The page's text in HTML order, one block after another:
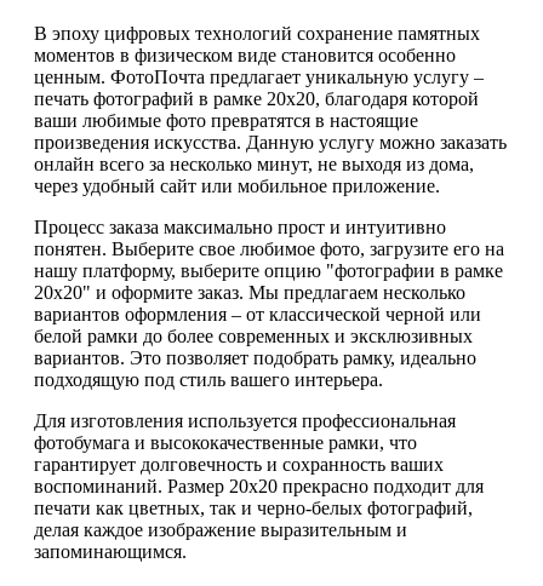
В эпоху цифровых технологий сохранение памятных
моментов в физическом виде становится особенно
ценным. ФотоПочта предлагает уникальную услугу –
печать фотографий в рамке 20х20, благодаря которой
ваши любимые фото превратятся в настоящие
произведения искусства. Данную услугу можно заказать
онлайн всего за несколько минут, не выходя из дома,
через удобный сайт или мобильное приложение.
Процесс заказа максимально прост и интуитивно
понятен. Выберите свое любимое фото, загрузите его на
нашу платформу, выберите опцию "фотографии в рамке
20х20" и оформите заказ. Мы предлагаем несколько
вариантов оформления – от классической черной или
белой рамки до более современных и эксклюзивных
вариантов. Это позволяет подобрать рамку, идеально
подходящую под стиль вашего интерьера.
Для изготовления используется профессиональная
фотобумага и высококачественные рамки, что
гарантирует долговечность и сохранность ваших
воспоминаний. Размер 20х20 прекрасно подходит для
печати как цветных, так и черно-белых фотографий,
делая каждое изображение выразительным и
запоминающимся.